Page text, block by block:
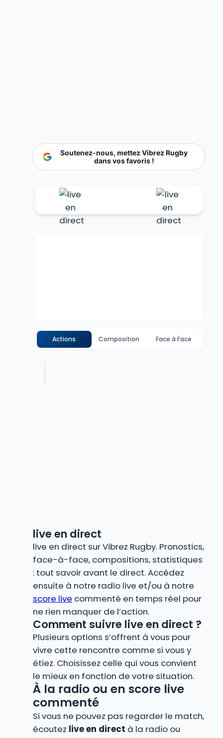
Soutenez-nous, mettez Vibrez Rugby
dans vos favoris !
Actions Composition Face à Face
live en direct
live en direct sur Vibrez Rugby. Pronostics,
face-à-face, compositions, statistiques
: tout savoir avant le direct. Accédez
ensuite à notre radio live et/ou à notre
score live commenté en temps réel pour
ne rien manquer de l’action.
Comment suivre live en direct ?
Plusieurs options s’offrent à vous pour
vivre cette rencontre comme si vous y
étiez. Choisissez celle qui vous convient
le mieux en fonction de votre situation.
À la radio ou en score live
commenté
Si vous ne pouvez pas regarder le match,
écoutez live en direct à la radio ou